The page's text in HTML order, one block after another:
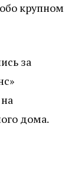
крупном
за
дома.